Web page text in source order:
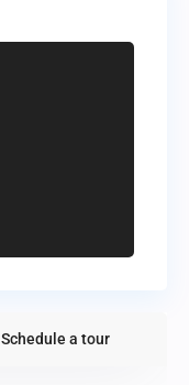
Schedule a tour